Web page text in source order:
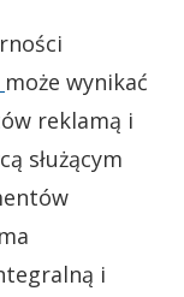
może wynikać
reklamą i
służącym
i